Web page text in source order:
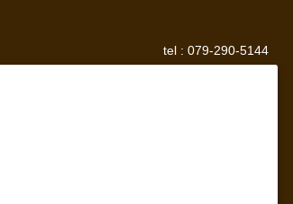
tel : 079-290-5144